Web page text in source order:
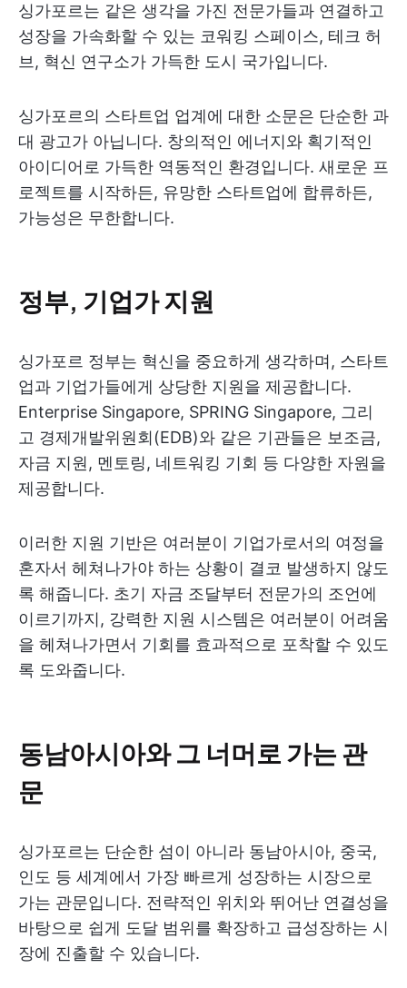
싱가포르는 같은 생각을 가진 전문가들과 연결하고
성장을 가속화할 수 있는 코워킹 스페이스, 테크 허
브, 혁신 연구소가 가득한 도시 국가입니다.
싱가포르의 스타트업 업계에 대한 소문은 단순한 과
대 광고가 아닙니다. 창의적인 에너지와 획기적인
아이디어로 가득한 역동적인 환경입니다. 새로운 프
로젝트를 시작하든, 유망한 스타트업에 합류하든,
가능성은 무한합니다.
정부, 기업가 지원
싱가포르 정부는 혁신을 중요하게 생각하며, 스타트
업과 기업가들에게 상당한 지원을 제공합니다.
Enterprise Singapore, SPRING Singapore, 그리
고 경제개발위원회(EDB)와 같은 기관들은 보조금,
자금 지원, 멘토링, 네트워킹 기회 등 다양한 자원을
제공합니다.
이러한 지원 기반은 여러분이 기업가로서의 여정을
혼자서 헤쳐나가야 하는 상황이 결코 발생하지 않도
록 해줍니다. 초기 자금 조달부터 전문가의 조언에
이르기까지, 강력한 지원 시스템은 여러분이 어려움
을 헤쳐나가면서 기회를 효과적으로 포착할 수 있도
록 도와줍니다.
동남아시아와 그 너머로 가는 관
문
싱가포르는 단순한 섬이 아니라 동남아시아, 중국,
인도 등 세계에서 가장 빠르게 성장하는 시장으로
가는 관문입니다. 전략적인 위치와 뛰어난 연결성을
바탕으로 쉽게 도달 범위를 확장하고 급성장하는 시
장에 진출할 수 있습니다.